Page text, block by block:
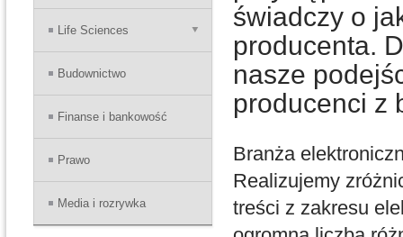
świadczy o
producenta.
nasze
producenci z
Branża
Realizujemy
treści z zakresu
Life Sciences
Budownictwo
Finanse i bankowość
Prawo
Media i rozrywka